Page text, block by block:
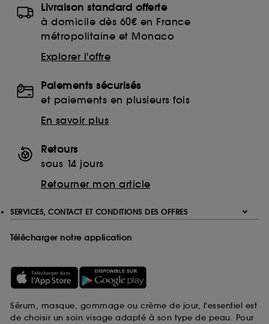
Livraison standard offerte
à domicile dès 60€ en France
métropolitaine et Monaco
Explorer l'offre
Paiements sécurisés
et paiements en plusieurs fois
En savoir plus
Retours
sous 14 jours
Retourner mon article
SERVICES, CONTACT ET CONDITIONS DES OFFRES
Télécharger notre application
Sérum, masque, gommage ou crème de jour, l'essentiel est
de choisir un soin visage adapté à son type de peau. Pour